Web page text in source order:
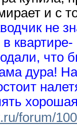
и с
не
дура!
forum/